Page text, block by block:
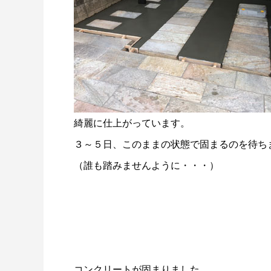
綺麗に仕上がっています。
３～５日、このままの状態で固まるのを待ち
（誰も踏みませんように・・・）